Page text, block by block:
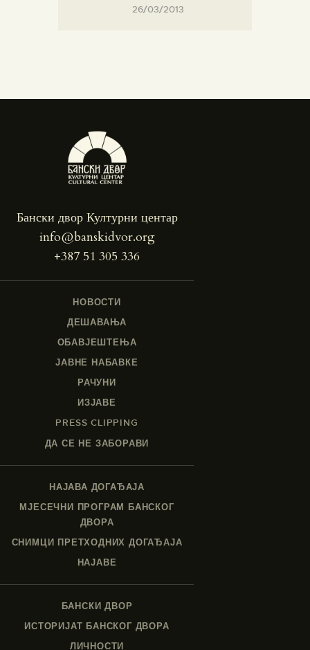
26/03/2013
Бански двор Културни центар
info@banskidvor.org
+387 51 305 336
НОВОСТИ
ДЕШАВАЊА
ОБАВЈЕШТЕЊА
ЈАВНЕ НАБАВКЕ
РАЧУНИ
ИЗЈАВЕ
PRESS CLIPPING
ДА СЕ НЕ ЗАБОРАВИ
НАЈАВА ДОГАЂАЈА
МЈЕСЕЧНИ ПРОГРАМ БАНСКОГ
ДВОРА
СНИМЦИ ПРЕТХОДНИХ ДОГАЂАЈА
НАЈАВЕ
БАНСКИ ДВОР
ИСТОРИЈАТ БАНСКОГ ДВОРА
ЛИЧНОСТИ